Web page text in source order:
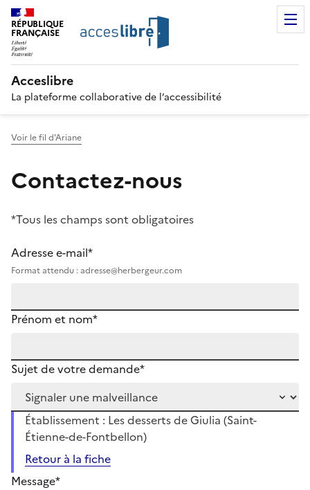
RÉPUBLIQUE
FRANÇAISE
Acceslibre
La plateforme collaborative de l’accessibilité
Voir le fil d'Ariane
Contactez-nous
*Tous les champs sont obligatoires
Adresse e-mail*
Format attendu : adresse@herbergeur.com
Prénom et nom*
Sujet de votre demande*
Établissement : Les desserts de Giulia (Saint-
Étienne-de-Fontbellon)
Retour à la fiche
Message*